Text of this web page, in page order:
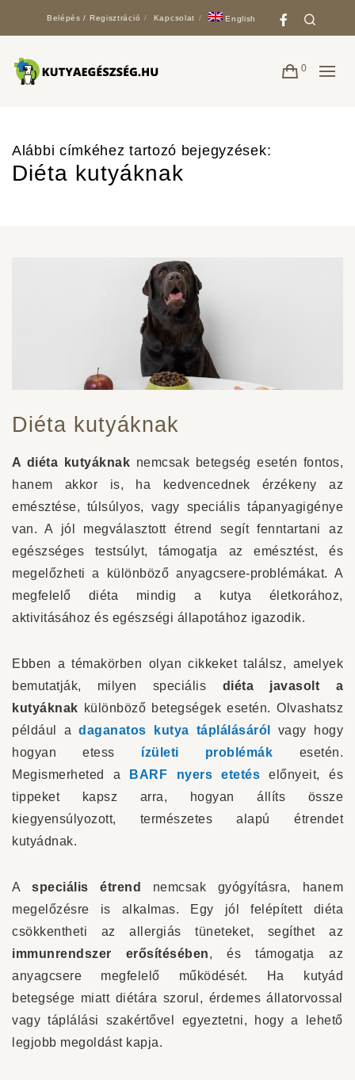
Belépés / Regisztráció Kapcsolat English
0
Alábbi címkéhez tartozó bejegyzések:
Diéta kutyáknak
Diéta kutyáknak
A diéta kutyáknak nemcsak betegség esetén fontos,
hanem akkor is, ha kedvencednek érzékeny az
emésztése, túlsúlyos, vagy speciális tápanyagigénye
van. A jól megválasztott étrend segít fenntartani az
egészséges testsúlyt, támogatja az emésztést, és
megelőzheti a különböző anyagcsere-problémákat. A
megfelelő diéta mindig a kutya életkorához,
aktivitásához és egészségi állapotához igazodik.
Ebben a témakörben olyan cikkeket találsz, amelyek
bemutatják, milyen speciális diéta javasolt a
kutyáknak különböző betegségek esetén. Olvashatsz
például adaganatos kutya táplálásáról vagy hogy
hogyan etess ízületi problémák esetén.
Megismerheted a
BARF nyers etetés előnyeit, és
tippeket kapsz arra, hogyan állíts össze
kiegyensúlyozott, természetes alapú étrendet
kutyádnak.
Aspeciális étrend
nemcsak gyógyításra, hanem
megelőzésre is alkalmas. Egy jól felépített diéta
csökkentheti az allergiás tüneteket, segíthet az
immunrendszer erősítésében, és támogatja az
anyagcsere megfelelő működését. Ha kutyád
betegsége miatt diétára szorul, érdemes állatorvossal
vagy táplálási szakértővel egyeztetni, hogy a lehető
legjobb megoldást kapja.